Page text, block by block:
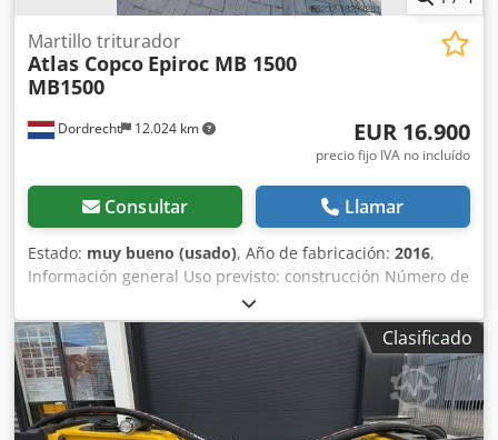
Dordrecht 12.024 km
Martillo triturador
Atlas Copco Epiroc MB 1500
MB1500
EUR 16.900
precio fijo IVA no incluído
Consultar Llamar
Estado: muy bueno (usado), Año de fabricación: 2016,
Información general Uso previsto: construcción Número de
referencia: 4 Pesos Peso en vacío: 1.300 kg Características
funcionales Dimensiones de la zona de carga: 200 x 70 x 60
cm Marcado CE: sí Dcodpfjvpq Tbex Adkjk Mantenimiento,
historial y estado Número de propietarios: 1 Estado
técnico: muy bueno Estado estético: muy bueno
Información adicional Adecuado para las siguientes
Clasificado